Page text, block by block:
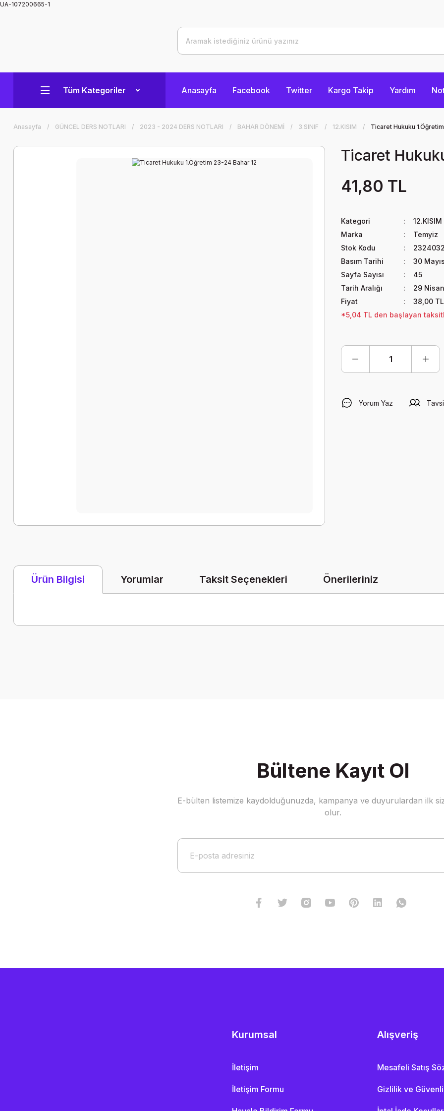
UA-107200665-1
Tüm Kategoriler Anasayfa Facebook Twitter Kargo Takip Yardım
Anasayfa GÜNCEL DERS NOTLARI 2023 - 2024 DERS NOTLARI BAHAR DÖNEMİ 3.SINIF 12.KISIM Ticaret Hukuku
Ticaret
41,80 TL
Kategori
12.KISIM
Marka
Temyiz
Stok Kodu
Basım Tarihi
30
Sayfa Sayısı
45
Tarih Aralığı
29
Fiyat
38,00
*5,04 TL den başlayan
Yorum Yaz
Ürün Bilgisi Yorumlar Taksit Seçenekleri Önerileriniz
Gönder
Bültene Kayıt Ol
E-bülten listemize kaydolduğunuzda, kampanya ve duyurulardan ilk
olur.
Kurumsal
İletişim
İletişim Formu
Alışveriş
Mesafeli Satış
Gizlilik ve